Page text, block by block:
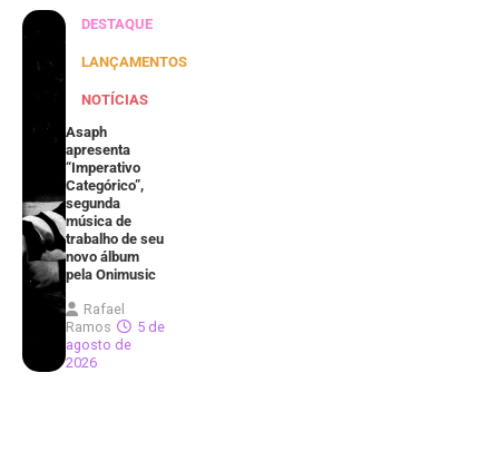
DESTAQUE
LANÇAMENTOS
NOTÍCIAS
Asaph
apresenta
“Imperativo
Categórico”,
segunda
música de
trabalho de seu
novo álbum
pela Onimusic
Rafael
Ramos
5 de
agosto de
2026